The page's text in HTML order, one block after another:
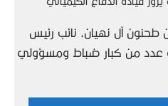
طحنون آل نهيان، نائب رئيس
عدد من كبار ضباط ومسؤولي